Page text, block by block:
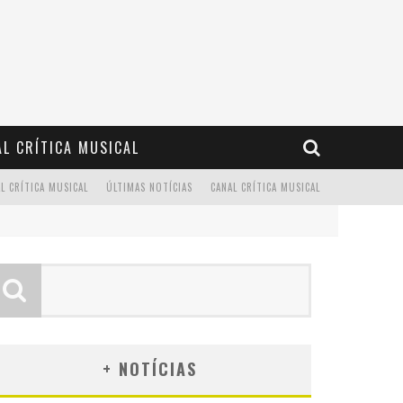
CRÍTICA MUSICAL
CANAL CRÍTICA MUSICAL
ÚLTIMAS NOTÍCIAS
CRÍTICA MUSICAL
+ NOTÍCIAS